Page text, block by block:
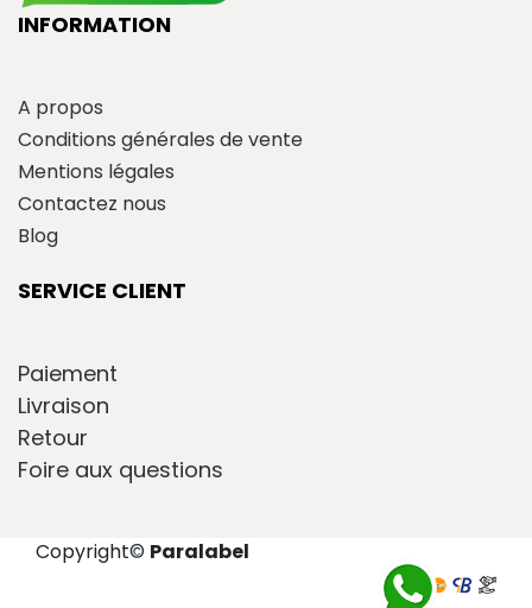
INFORMATION
A propos
Conditions générales de vente
Mentions légales
Contactez nous
Blog
SERVICE CLIENT
Paiement
Livraison
Retour
Foire aux questions
Copyright© Paralabel